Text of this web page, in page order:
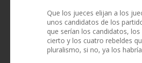
Que los jueces elijan a los
unos candidatos de los
que serían los candidatos,
cierto y los cuatro rebeldes
pluralismo, si no, ya los